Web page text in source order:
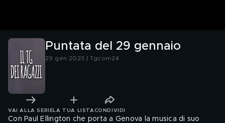
Puntata del 29 gennaio
29 gen 2023 | Tgcom24
VAI ALLA SERIE LA TUA LISTA CONDIVIDI
Con Paul Ellington che porta a Genova la musica di suo